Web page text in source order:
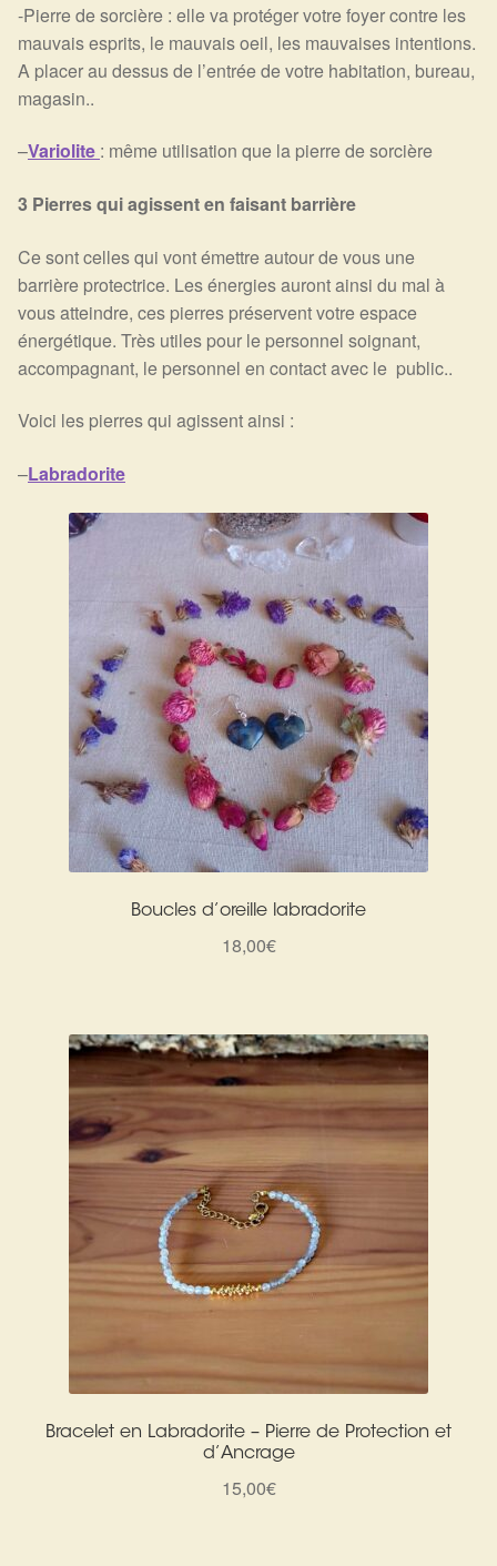
-Pierre de sorcière : elle va protéger votre foyer contre les
mauvais esprits, le mauvais oeil, les mauvaises intentions.
A placer au dessus de l’entrée de votre habitation, bureau,
magasin..
–Variolite : même utilisation que la pierre de sorcière
3 Pierres qui agissent en faisant barrière
Ce sont celles qui vont émettre autour de vous une
barrière protectrice. Les énergies auront ainsi du mal à
vous atteindre, ces pierres préservent votre espace
énergétique. Très utiles pour le personnel soignant,
accompagnant, le personnel en contact avec le public..
Voici les pierres qui agissent ainsi :
–Labradorite
Boucles d’oreille labradorite
18,00€
Bracelet en Labradorite – Pierre de Protection et
d’Ancrage
15,00€